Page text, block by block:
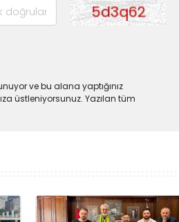
ve bu alana yaptığınız
üstleniyorsunuz. Yazılan tüm